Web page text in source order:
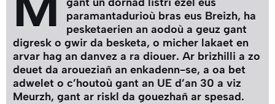
paramantadurioù bras eus Breizh, ha
pesketaerien an aodoù a geuz gant
digresk o gwir da besketa, o micher lakaet en
arvar hag an danvez a ra diouer. Ar brizhilli a zo
deuet da aroueziañ an enkadenn-se, a oa bet
adwelet o c’houtoù gant an UE d’an 30 a viz
Meurzh, gant ar riskl da gouezhañ ar spesad.